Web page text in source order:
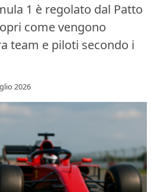
1 è regolato dal Patto
come vengono
team e piloti secondo i
2026